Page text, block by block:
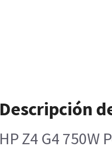
Descripción
HP Z4 G4 750W